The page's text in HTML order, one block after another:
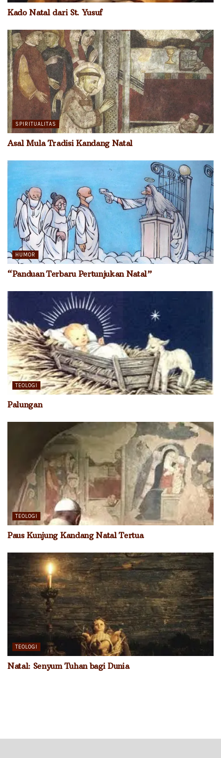
Kado Natal dari St. Yusuf
SPIRITUALITAS
Asal Mula Tradisi Kandang Natal
HUMOR
“Panduan Terbaru Pertunjukan Natal”
TEOLOGI
Palungan
TEOLOGI
Paus Kunjung Kandang Natal Tertua
TEOLOGI
Natal: Senyum Tuhan bagi Dunia